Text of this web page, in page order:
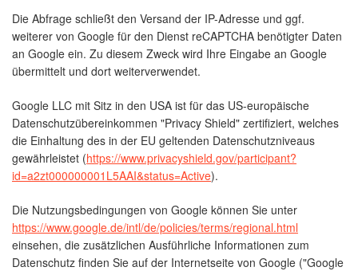
Die Abfrage schließt den Versand der IP-Adresse und ggf.
weiterer von Google für den Dienst reCAPTCHA benötigter Daten
an Google ein. Zu diesem Zweck wird Ihre Eingabe an Google
übermittelt und dort weiterverwendet.
Google LLC mit Sitz in den USA ist für das US-europäische
Datenschutzübereinkommen "Privacy Shield" zertifiziert, welches
die Einhaltung des in der EU geltenden Datenschutzniveaus
gewährleistet (https://www.privacyshield.gov/participant?
id=a2zt000000001L5AAI&status=Active).
Die Nutzungsbedingungen von Google können Sie unter
https://www.google.de/intl/de/policies/terms/regional.html
einsehen, die zusätzlichen Ausführliche Informationen zum
Datenschutz finden Sie auf der Internetseite von Google ("Google